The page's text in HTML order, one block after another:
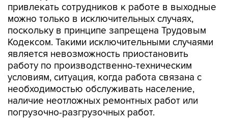
привлекать сотрудников к работе в выходные
можно только в исключительных случаях,
поскольку в принципе запрещена Трудовым
Кодексом. Такими исключительными случаями
является невозможность приостановить
работу по производственно-техническим
условиям, ситуация, когда работа связана с
необходимостью обслуживать население,
наличие неотложных ремонтных работ или
погрузочно-разгрузочных работ.